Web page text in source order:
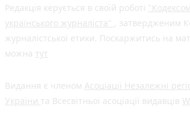
Редакція керується в своїй роботі
українського журналіста" , затвердженим
журналістської етики. Поскаржитись на
можна тут
Видання є членом Асоціації Незалежні
України та Всесвітньої асоціації видавців